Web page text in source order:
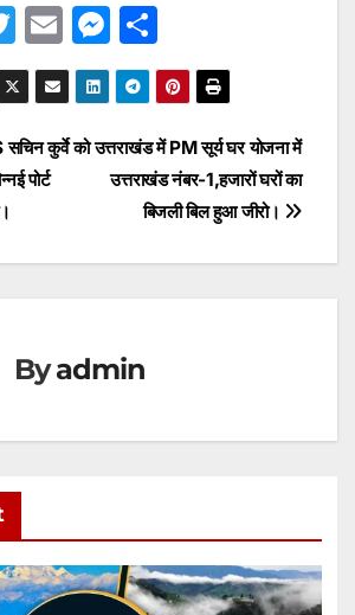
T
w
itt
er
E
m
ai
l
M
e
s
s
e
g
h
ar
e
उत्तराखंड में PM सूर्य घर योजना में
उत्तराखंड नंबर-1,हजारों घरों का
बिजली बिल हुआ जीरो।
कुर्वे को
पोर्ट
Byadmin